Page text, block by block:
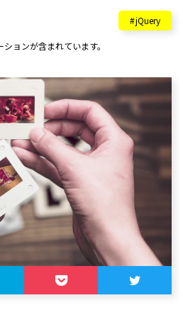
jQuery
ョンが含まれています。